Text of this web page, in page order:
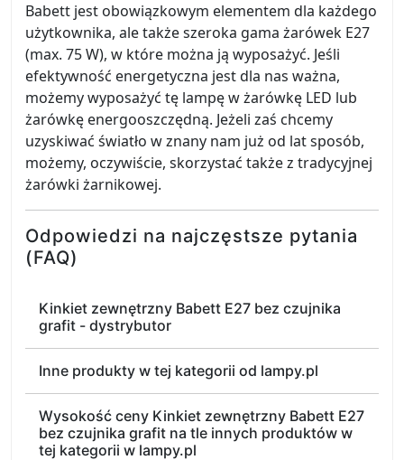
Babett jest obowiązkowym elementem dla każdego
użytkownika, ale także szeroka gama żarówek E27
(max. 75 W), w które można ją wyposażyć. Jeśli
efektywność energetyczna jest dla nas ważna,
możemy wyposażyć tę lampę w żarówkę LED lub
żarówkę energooszczędną. Jeżeli zaś chcemy
uzyskiwać światło w znany nam już od lat sposób,
możemy, oczywiście, skorzystać także z tradycyjnej
żarówki żarnikowej.
Odpowiedzi na najczęstsze pytania
(FAQ)
Kinkiet zewnętrzny Babett E27 bez czujnika
grafit - dystrybutor
Inne produkty w tej kategorii od lampy.pl
Wysokość ceny Kinkiet zewnętrzny Babett E27
bez czujnika grafit na tle innych produktów w
tej kategorii w lampy.pl